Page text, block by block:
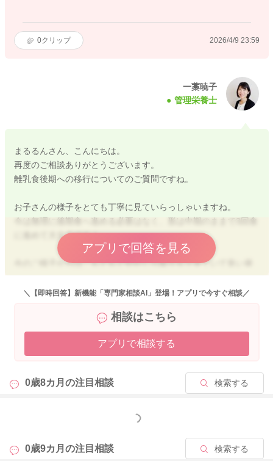
0クリップ 2026/4/9 23:59
一藁暁子
管理栄養士
まるるんさん、こんにちは。
再度のご相談ありがとうございます。
離乳食後期への移行についてのご質問ですね。
お子さんの様子をとても丁寧に見ていらっしゃいますね。
今は無理に後期食へ進める必要はなく、形は中期のままで3回食
に進めて大丈夫ですよ。
今のご様子からは、もぐもぐやかじり取りもできていて良い発
達が見られますが、急にゴロゴロした形に変えるのではなく、
今の形をベースに少しずつ粒を残したり、とろみを減らしたり
また、歯の本数と食べられる形はあまり関係なく、歯ぐきでつ
ぶして食べるため、歯が増えるのを待つ必要もありませんよ。
3回食については、今の量や食べ方であれば進めていただいてO
Kです。
離乳食は月齢通りに進めるものではなく、お子さんの食べる様
アプリで回答を見る
＼【即時回答】新機能「専門家相談AI」登場！アプリで今すぐ相談／
相談はこちら
アプリで相談する
0歳8カ月の注目相談 検索する
もっと見る
0歳9カ月の注目相談 検索する